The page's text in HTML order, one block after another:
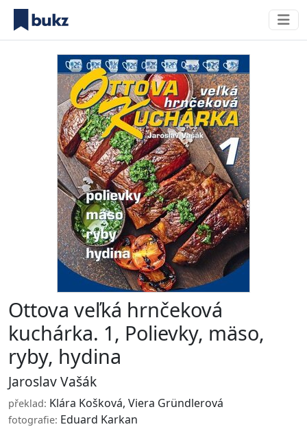
Ottova veľká hrnčeková
kuchárka. 1, Polievky, mäso,
ryby, hydina
Jaroslav Vašák
překlad: Klára Košková, Viera Gründlerová
fotografie: Eduard Karkan